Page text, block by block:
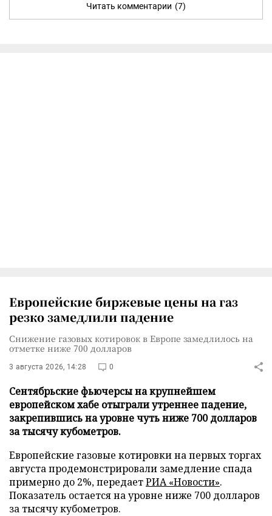
Читать комментарии (7)
Европейские биржевые цены на газ
резко замедлили падение
Снижение газовых котировок в Европе замедлилось на
отметке ниже 700 долларов
3 августа 2026, 14:28 0
Сентябрьские фьючерсы на крупнейшем
европейском хабе отыграли утреннее падение,
закрепившись на уровне чуть ниже 700 долларов
за тысячу кубометров.
Европейские газовые котировки на первых торгах
августа продемонстрировали замедление спада
примерно до 2%, передаетРИА «Новости».
Показатель остается на уровне ниже 700 долларов
за тысячу кубометров.